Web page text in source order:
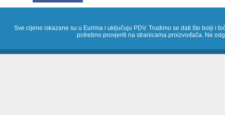
Sve cijene iskazane su u Eurima i uključuju PDV. Trudimo se dati što bolji i
potrebno provjeriti na stranicama proizvođača. Ne